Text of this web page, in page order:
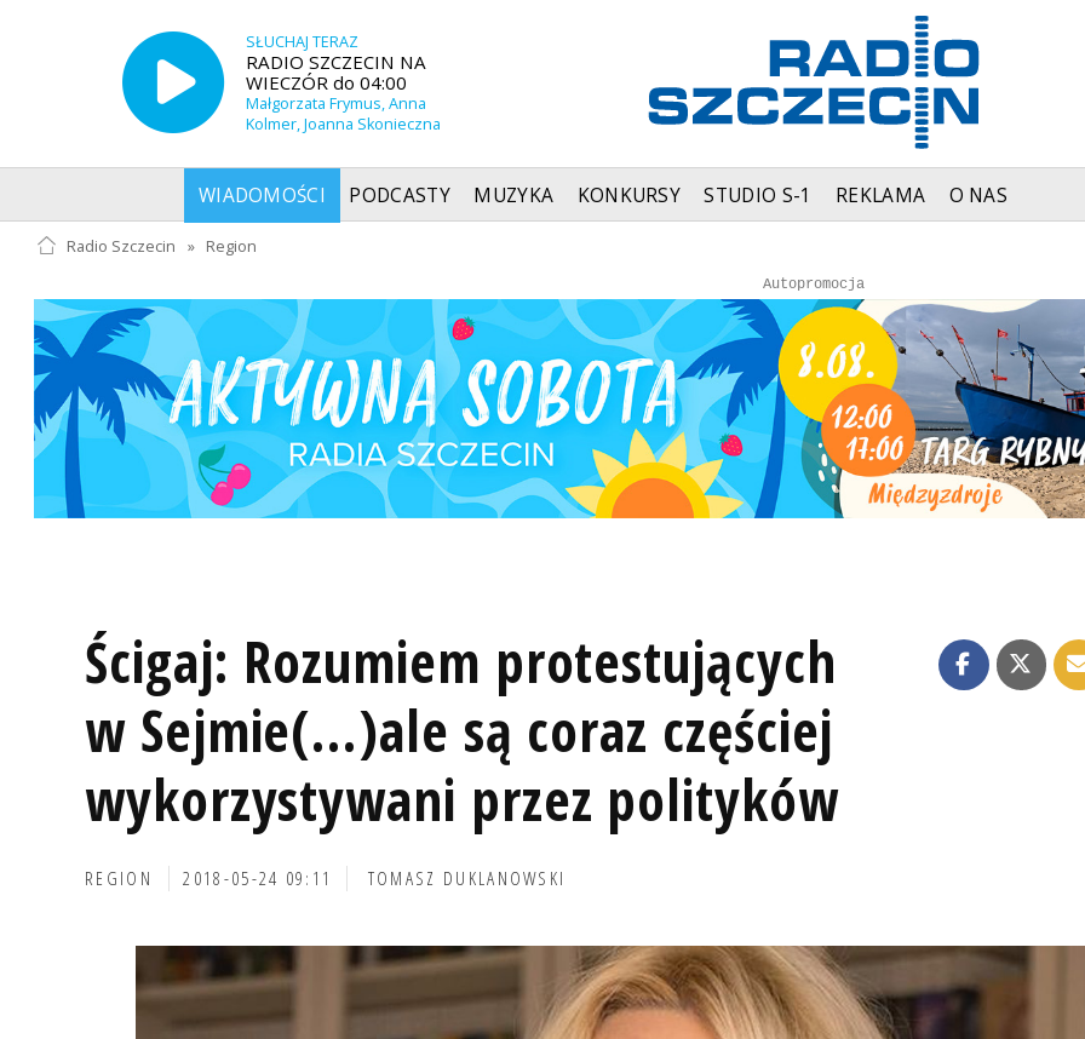
SŁUCHAJ TERAZ
RADIO SZCZECIN NA
WIECZÓR do 04:00
Małgorzata Frymus, Anna
Kolmer, Joanna Skonieczna
WIADOMOŚCI PODCASTY MUZYKA KONKURSY STUDIO S-1 REKLAMA O NAS
Radio Szczecin » Region
Autopromocja
Autopromocja
Reklama
Ścigaj: Rozumiem protestujących
w Sejmie(...)ale są coraz częściej
wykorzystywani przez polityków
REGION 2018-05-24 09:11 TOMASZ DUKLANOWSKI